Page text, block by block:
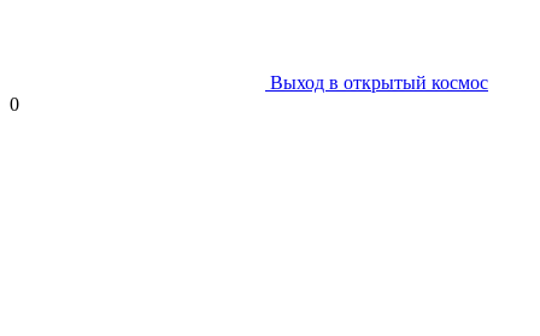
Выход в открытый космос
0